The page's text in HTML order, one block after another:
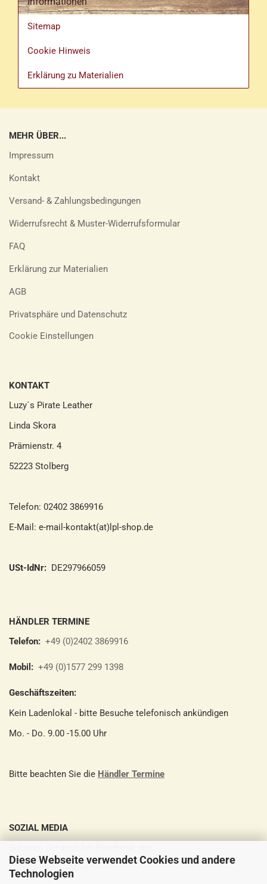
Diese Webseite verwendet Cookies und andere
Technologien
Sitemap
Cookie Hinweis
Erklärung zu Materialien
MEHR ÜBER...
Impressum
Kontakt
Versand- & Zahlungsbedingungen
Widerrufsrecht & Muster-Widerrufsformular
FAQ
Erklärung zur Materialien
AGB
Privatsphäre und Datenschutz
Cookie Einstellungen
KONTAKT
Luzy´s Pirate Leather
Linda Skora
Prämienstr. 4
52223 Stolberg
Telefon: 02402 3869916
E-Mail: e-mail-kontakt(at)lpl-shop.de
USt-IdNr: DE297966059
HÄNDLER TERMINE
Telefon: +49 (0)2402 3869916
Mobil: +49 (0)1577 299 1398
Geschäftszeiten:
Kein Ladenlokal - bitte Besuche telefonisch ankündigen
Mo. - Do. 9.00 -15.00 Uhr
Bitte beachten Sie die Händler Termine
SOZIAL MEDIA
Luzys Pirate Leather